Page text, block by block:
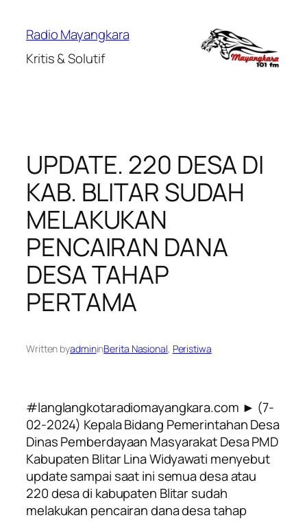
Radio Mayangkara
Kritis & Solutif
UPDATE. 220 DESA DI
KAB. BLITAR SUDAH
MELAKUKAN
PENCAIRAN DANA
DESA TAHAP
PERTAMA
Written byadmininBerita Nasional, Peristiwa
#langlangkotaradiomayangkara.com ► (7-
02-2024) Kepala Bidang Pemerintahan Desa
Dinas Pemberdayaan Masyarakat Desa PMD
Kabupaten Blitar Lina Widyawati menyebut
update sampai saat ini semua desa atau
220 desa di kabupaten Blitar sudah
melakukan pencairan dana desa tahap